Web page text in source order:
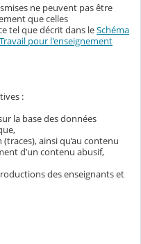
ne peuvent pas être
que celles
tel que décrit dans leSchéma
pour l'enseignement
:
la base des données
ainsi qu’au contenu
d’un contenu abusif,
des enseignants et